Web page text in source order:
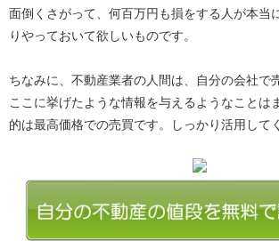
面倒くさがって、何百万円も損をする人が本当
りやっておいて欲しいものです。
ちなみに、不動産業者の人間は、自分の会社で
ここに挙げたような情報を与えるようなことは
的は最高価格での売買です。しっかり活用して